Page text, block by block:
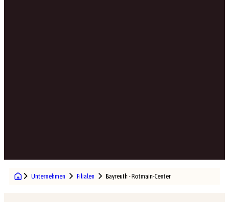
Unternehmen Filialen Bayreuth - Rotmain-Center